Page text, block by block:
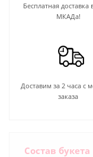
Бесплатная доставка
МКАДа!
Доставим за 2 часа с
заказа
Состав букета